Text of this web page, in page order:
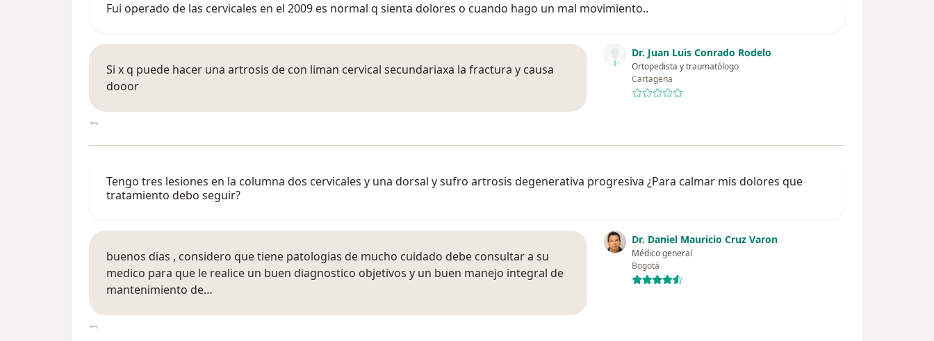
Fui operado de las cervicales en el 2009 es normal q sienta dolores o cuando hago un mal movimiento..
Dr. Juan Luis Conrado Rodelo
Ortopedista y traumatólogo
Cartagena
Si x q puede hacer una artrosis de con liman cervical secundariaxa la fractura y causa
dooor
Tengo tres lesiones en la columna dos cervicales y una dorsal y sufro artrosis degenerativa progresiva ¿Para calmar mis dolores que
tratamiento debo seguir?
Dr. Daniel Mauricio Cruz Varon
Médico general
Bogotá
buenos dias , considero que tiene patologias de mucho cuidado debe consultar a su
medico para que le realice un buen diagnostico objetivos y un buen manejo integral de
mantenimiento de…